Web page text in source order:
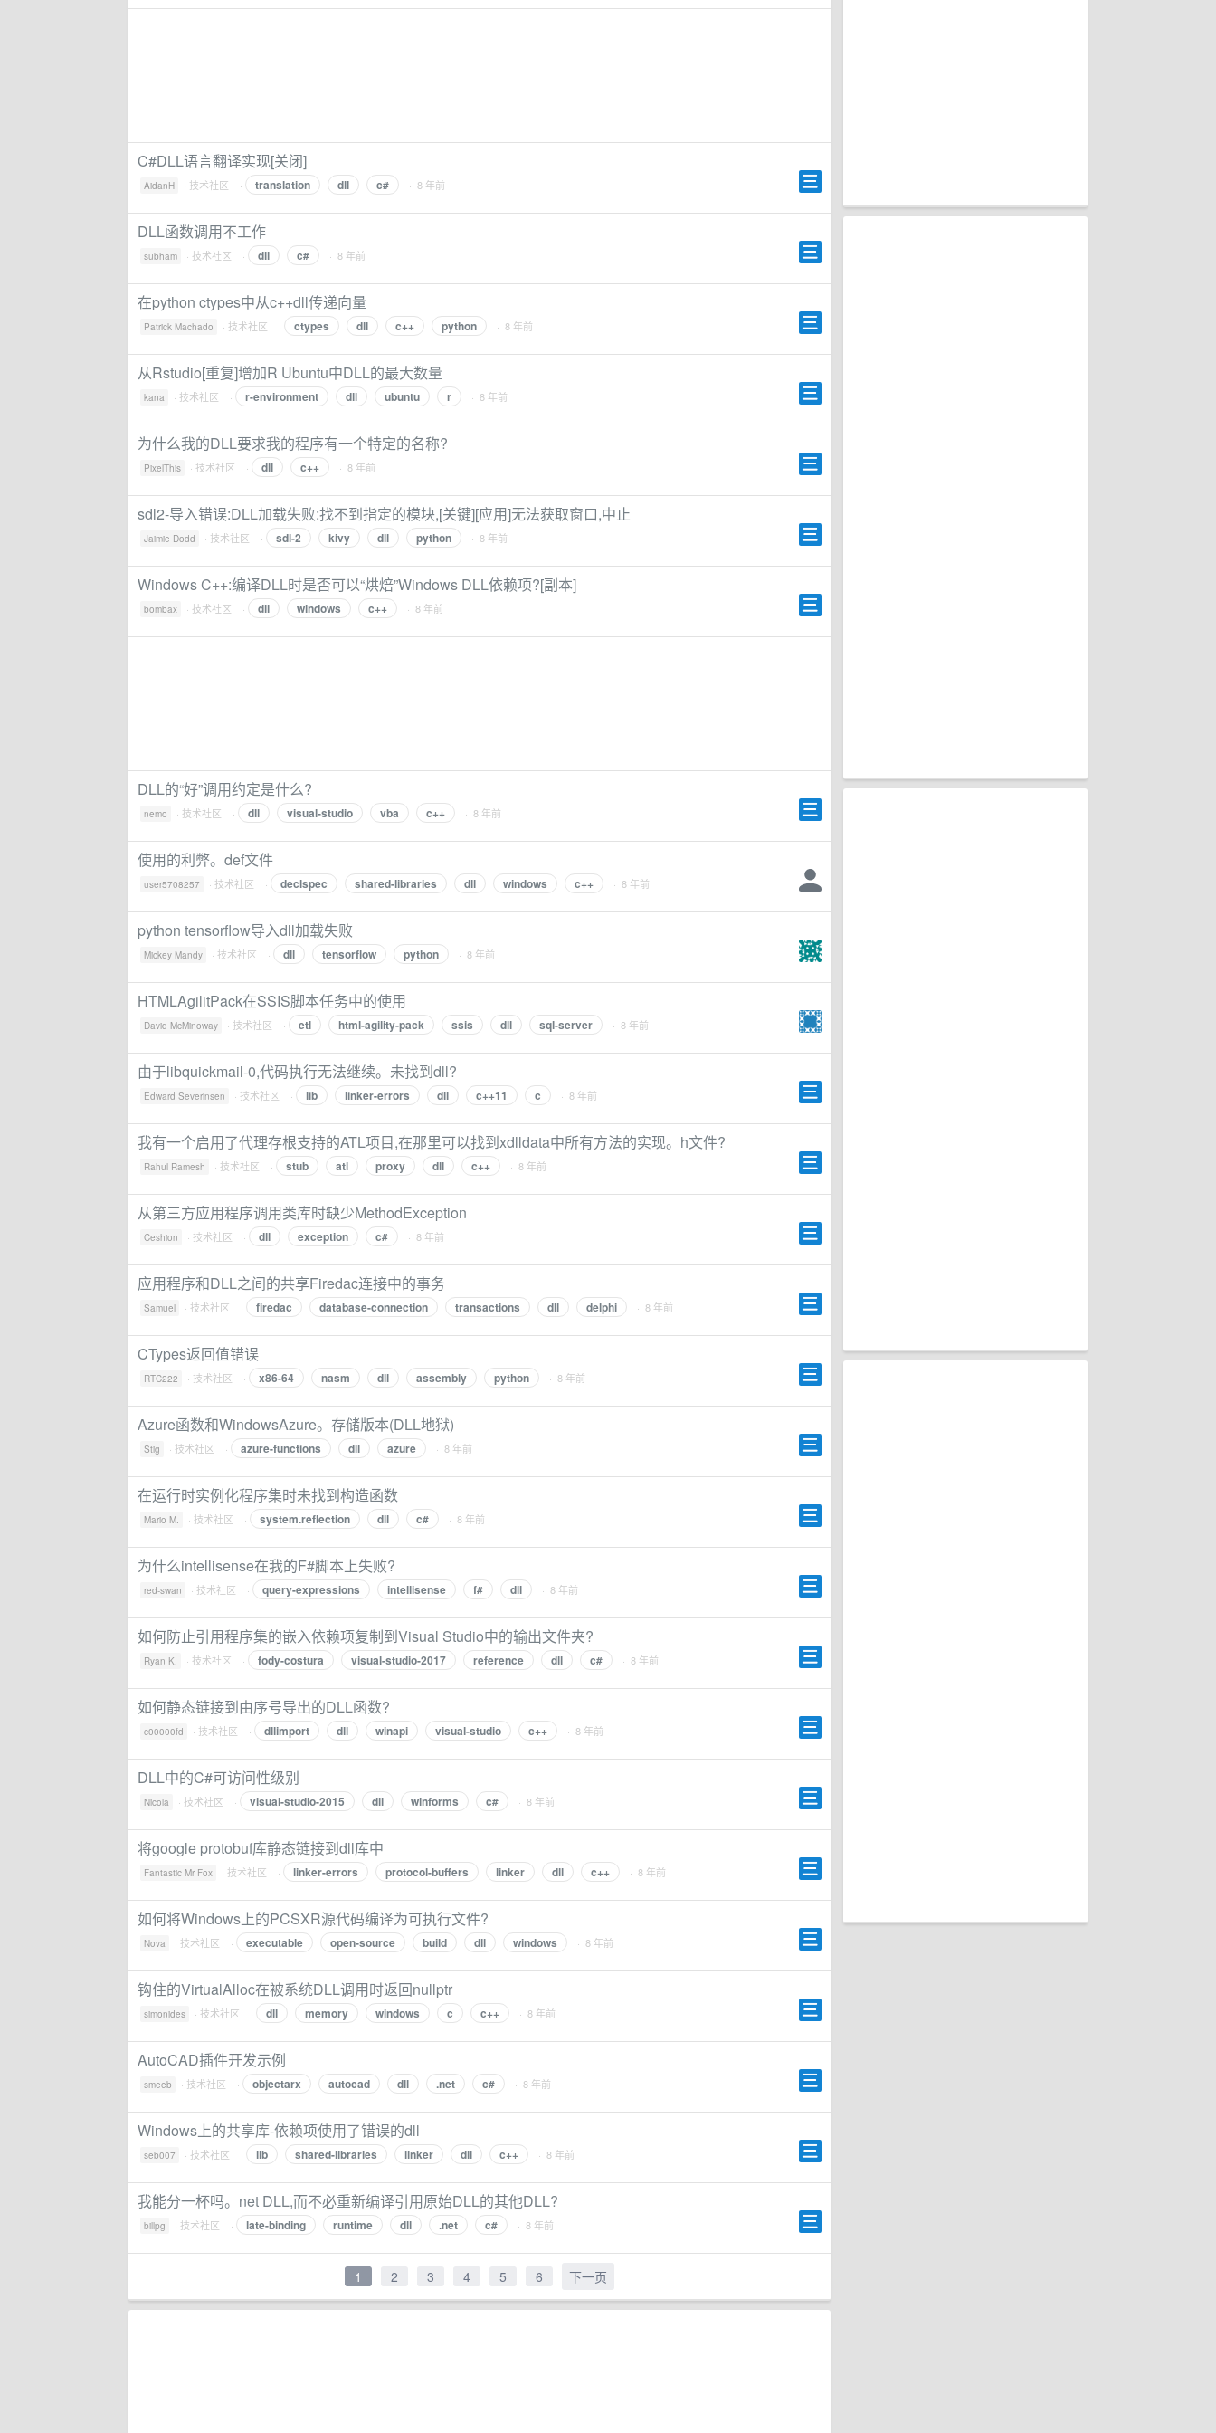
C#DLL语言翻译实现[关闭]
AidanH · 技术社区 · translation dll c# · 8 年前
DLL函数调用不工作
subham · 技术社区 · dll c# · 8 年前
在python ctypes中从c++dll传递向量
Patrick Machado · 技术社区 · ctypes dll c++ python · 8 年前
从Rstudio[重复]增加R Ubuntu中DLL的最大数量
kana · 技术社区 · r-environment dll ubuntu r · 8 年前
为什么我的DLL要求我的程序有一个特定的名称?
PixelThis · 技术社区 · dll c++ · 8 年前
sdl2-导入错误:DLL加载失败:找不到指定的模块,[关键][应用]无法获取窗口,中止
Jaimie Dodd · 技术社区 · sdl-2 kivy dll python · 8 年前
Windows C++:编译DLL时是否可以“烘焙”Windows DLL依赖项?[副本]
bombax · 技术社区 · dll windows c++ · 8 年前
DLL的“好”调用约定是什么?
nemo · 技术社区 · dll visual-studio vba c++ · 8 年前
使用的利弊。def文件
user5708257 · 技术社区 · declspec shared-libraries dll windows c++ · 8 年前
python tensorflow导入dll加载失败
Mickey Mandy · 技术社区 · dll tensorflow python · 8 年前
HTMLAgilitPack在SSIS脚本任务中的使用
David McMinoway · 技术社区 · etl html-agility-pack ssis dll sql-server · 8 年前
由于libquickmail-0,代码执行无法继续。未找到dll?
Edward Severinsen · 技术社区 · lib linker-errors dll c++11 c · 8 年前
我有一个启用了代理存根支持的ATL项目,在那里可以找到xdlldata中所有方法的实现。h文件?
Rahul Ramesh · 技术社区 · stub atl proxy dll c++ · 8 年前
从第三方应用程序调用类库时缺少MethodException
Ceshion · 技术社区 · dll exception c# · 8 年前
应用程序和DLL之间的共享Firedac连接中的事务
Samuel · 技术社区 · firedac database-connection transactions dll delphi · 8 年前
CTypes返回值错误
RTC222 · 技术社区 · x86-64 nasm dll assembly python · 8 年前
Azure函数和WindowsAzure。存储版本(DLL地狱)
Stig · 技术社区 · azure-functions dll azure · 8 年前
在运行时实例化程序集时未找到构造函数
Mario M. · 技术社区 · system.reflection dll c# · 8 年前
为什么intellisense在我的F#脚本上失败?
red-swan · 技术社区 · query-expressions intellisense f# dll · 8 年前
如何防止引用程序集的嵌入依赖项复制到Visual Studio中的输出文件夹?
Ryan K. · 技术社区 · fody-costura visual-studio-2017 reference dll c# · 8 年前
如何静态链接到由序号导出的DLL函数?
c00000fd · 技术社区 · dllimport dll winapi visual-studio c++ · 8 年前
DLL中的C#可访问性级别
Nicola · 技术社区 · visual-studio-2015 dll winforms c# · 8 年前
将google protobuf库静态链接到dll库中
Fantastic Mr Fox · 技术社区 · linker-errors protocol-buffers linker dll c++ · 8 年前
如何将Windows上的PCSXR源代码编译为可执行文件?
Nova · 技术社区 · executable open-source build dll windows · 8 年前
钩住的VirtualAlloc在被系统DLL调用时返回nullptr
simonides · 技术社区 · dll memory windows c c++ · 8 年前
AutoCAD插件开发示例
smeeb · 技术社区 · objectarx autocad dll .net c# · 8 年前
Windows上的共享库-依赖项使用了错误的dll
seb007 · 技术社区 · lib shared-libraries linker dll c++ · 8 年前
我能分一杯吗。net DLL,而不必重新编译引用原始DLL的其他DLL?
billpg · 技术社区 · late-binding runtime dll .net c# · 8 年前
1 2 3 4 5 6 下一页